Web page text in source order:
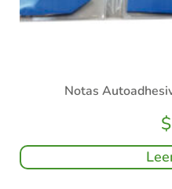
Notas
$